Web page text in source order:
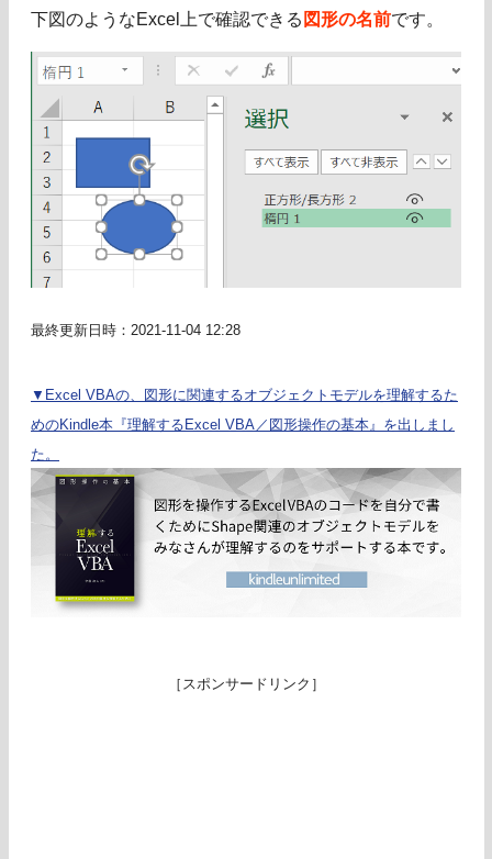
下図のようなExcel上で確認できる 図形の名前です。
最終更新日時：2021-11-04 12:28
▼Excel VBAの、図形に関連するオブジェクトモデルを理解するた
めのKindle本『理解するExcel VBA／図形操作の基本』を出しまし
た。
［スポンサードリンク］